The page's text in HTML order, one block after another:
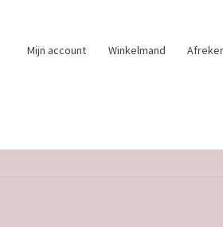
Mijn account Winkelmand